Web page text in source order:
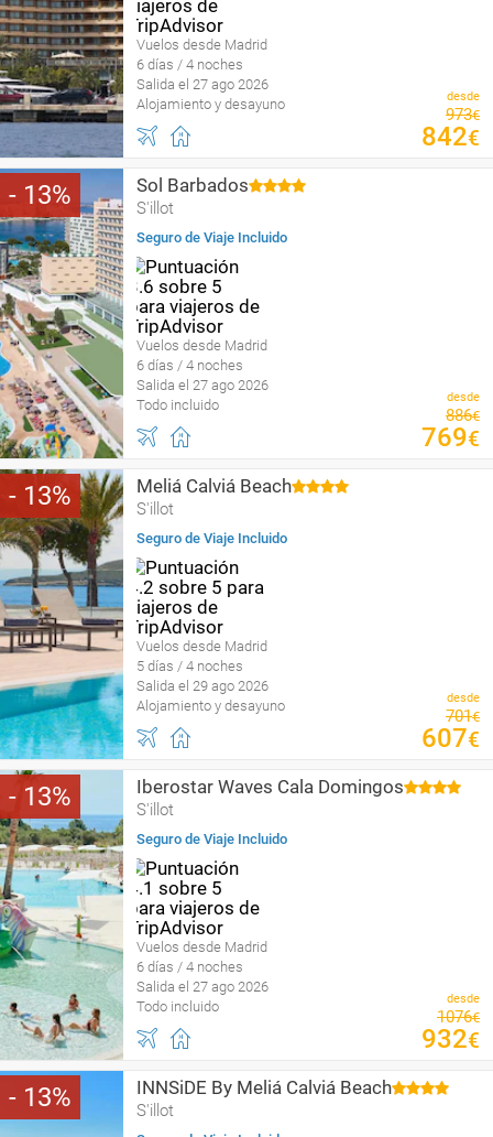
Vuelos desde Madrid
6 días / 4 noches
Salida el 27 ago 2026
Alojamiento y desayuno
desde
973€
842€
13 Sol Barbados
S'illot
Seguro de Viaje Incluido
Vuelos desde Madrid
6 días / 4 noches
Salida el 27 ago 2026
Todo incluido
desde
886€
769€
13 Meliá Calviá Beach
S'illot
Seguro de Viaje Incluido
Vuelos desde Madrid
5 días / 4 noches
Salida el 29 ago 2026
Alojamiento y desayuno
desde
701€
607€
13 Iberostar Waves Cala Domingos
S'illot
Seguro de Viaje Incluido
Vuelos desde Madrid
6 días / 4 noches
Salida el 27 ago 2026
Todo incluido
desde
1076€
932€
13 INNSiDE By Meliá Calviá Beach
S'illot